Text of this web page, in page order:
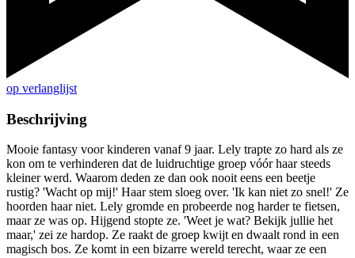
op verlanglijst
Beschrijving
Mooie fantasy voor kinderen vanaf 9 jaar. Lely trapte zo hard als ze
kon om te verhinderen dat de luidruchtige groep vóór haar steeds
kleiner werd. Waarom deden ze dan ook nooit eens een beetje
rustig? 'Wacht op mij!' Haar stem sloeg over. 'Ik kan niet zo snel!' Ze
hoorden haar niet. Lely gromde en probeerde nog harder te fietsen,
maar ze was op. Hijgend stopte ze. 'Weet je wat? Bekijk jullie het
maar,' zei ze hardop. Ze raakt de groep kwijt en dwaalt rond in een
magisch bos. Ze komt in een bizarre wereld terecht, waar ze een